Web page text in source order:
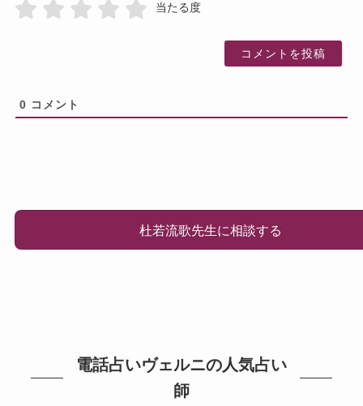
当たる度
0 コメント
杜若流歌先生に相談する
電話占いヴェルニの人気占い
師